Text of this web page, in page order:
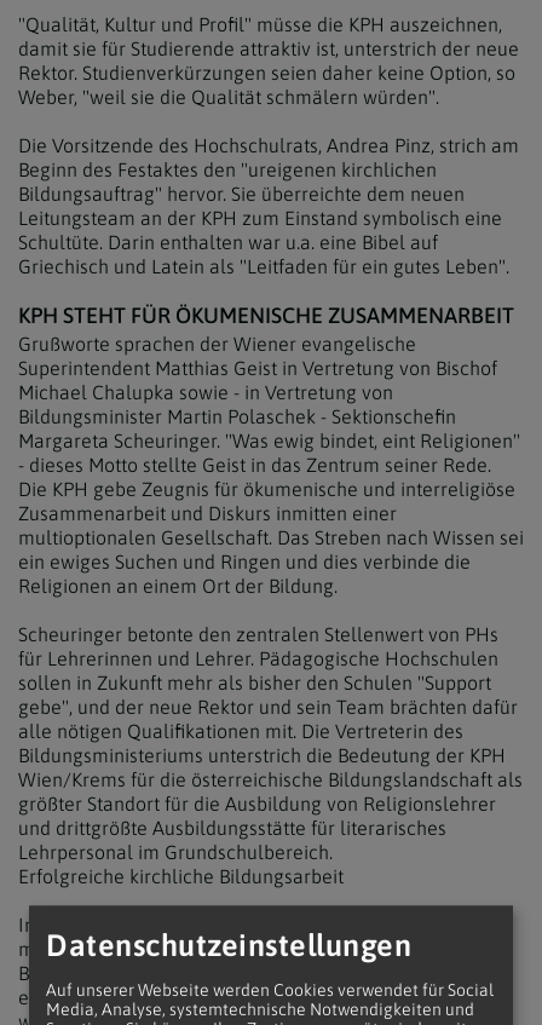
"Qualität, Kultur und Profil" müsse die KPH auszeichnen,
damit sie für Studierende attraktiv ist, unterstrich der neue
Rektor. Studienverkürzungen seien daher keine Option, so
Weber, "weil sie die Qualität schmälern würden".
Die Vorsitzende des Hochschulrats, Andrea Pinz, strich am
Beginn des Festaktes den "ureigenen kirchlichen
Bildungsauftrag" hervor. Sie überreichte dem neuen
Leitungsteam an der KPH zum Einstand symbolisch eine
Schultüte. Darin enthalten war u.a. eine Bibel auf
Griechisch und Latein als "Leitfaden für ein gutes Leben".
KPH STEHT FÜR ÖKUMENISCHE ZUSAMMENARBEIT
Grußworte sprachen der Wiener evangelische
Superintendent Matthias Geist in Vertretung von Bischof
Michael Chalupka sowie - in Vertretung von
Bildungsminister Martin Polaschek - Sektionschefin
Margareta Scheuringer. "Was ewig bindet, eint Religionen"
- dieses Motto stellte Geist in das Zentrum seiner Rede.
Die KPH gebe Zeugnis für ökumenische und interreligiöse
Zusammenarbeit und Diskurs inmitten einer
multioptionalen Gesellschaft. Das Streben nach Wissen sei
ein ewiges Suchen und Ringen und dies verbinde die
Religionen an einem Ort der Bildung.
Scheuringer betonte den zentralen Stellenwert von PHs
für Lehrerinnen und Lehrer. Pädagogische Hochschulen
sollen in Zukunft mehr als bisher den Schulen "Support
gebe", und der neue Rektor und sein Team brächten dafür
alle nötigen Qualifikationen mit. Die Vertreterin des
Bildungsministeriums unterstrich die Bedeutung der KPH
Wien/Krems für die österreichische Bildungslandschaft als
größter Standort für die Ausbildung von Religionslehrer
und drittgrößte Ausbildungsstätte für literarisches
Lehrpersonal im Grundschulbereich.
Erfolgreiche kirchliche Bildungsarbeit
Im Vorfeld seiner Inauguration hatte Weber im Interview
mit Kathpress das kirchliche Engagement im
Bildungsbereich als "eine Erfolgsgeschichte und ein
echtes Zukunftsprojekt" bezeichnet. Die KPH sei eine
Datenschutzeinstellungen
Auf unserer Webseite werden Cookies verwendet für Social
Media, Analyse, systemtechnische Notwendigkeiten und